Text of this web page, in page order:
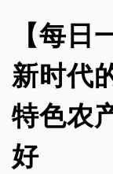
【每日
新时代
特色农
好